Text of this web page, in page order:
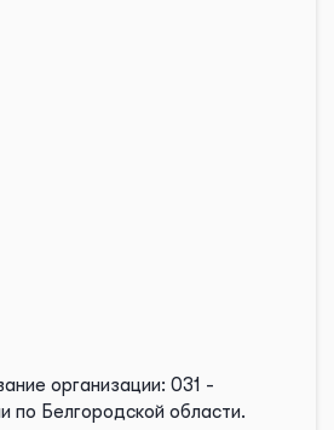
организации: 031 -
по Белгородской области.